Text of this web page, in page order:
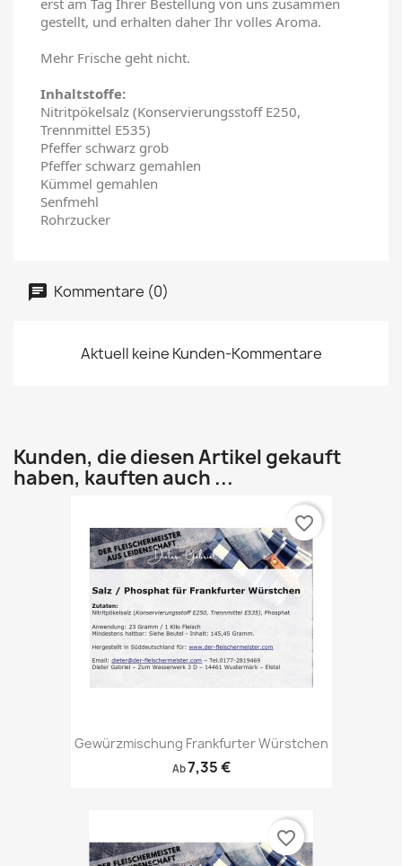
gestellt, und erhalten daher Ihr volles Aroma.
Mehr Frische geht nicht.
Inhaltstoffe:
Nitritpökelsalz (Konservierungsstoff E250,
Trennmittel E535)
Pfeffer schwarz grob
Pfeffer schwarz gemahlen
Kümmel gemahlen
Senfmehl
Rohrzucker
Kommentare (0)
Aktuell keine Kunden-Kommentare
Kunden, die diesen Artikel gekauft
haben, kauften auch ...
Gewürzmischung Frankfurter Würstchen
Ab7,35 €
favorite_border
favorite_border